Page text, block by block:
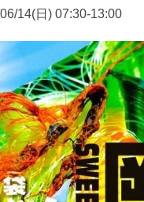
14(日) 07:30-13:00